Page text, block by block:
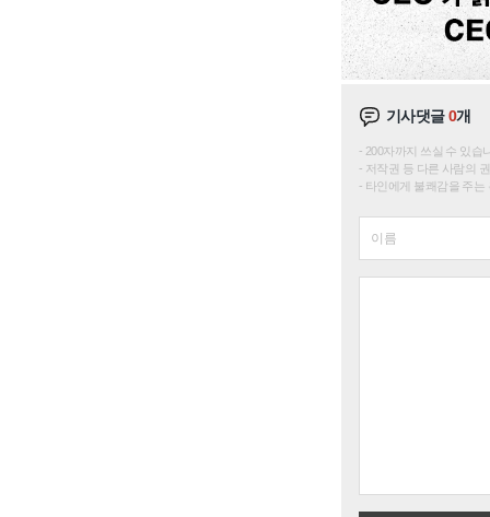
기사댓글0개
200자까지 쓰실 수 있습
저작권 등 다른 사람의
타인에게 불쾌감을 주는